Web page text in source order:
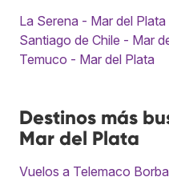
La Serena - Mar del Plata
Santiago de Chile - Mar
Temuco - Mar del Plata
Destinos más
Mar del Plata
Vuelos a Telemaco